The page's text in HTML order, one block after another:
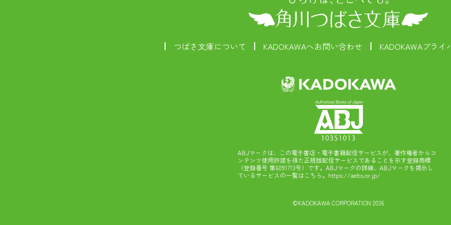
つばさ文庫について KADOKAWAへお問い合わせ KADOKAWAプラ
ABJマークは、この電子書店・電子書籍配信サービスが、著作権者からコ
ンテンツ使用許諾を得た正規版配信サービスであることを示す登録商標
（登録番号 第6091713号）です。ABJマークの詳細、ABJマークを掲示し
ているサービスの一覧はこちら。 https://aebs.or.jp/
©KADOKAWA CORPORATION 2026